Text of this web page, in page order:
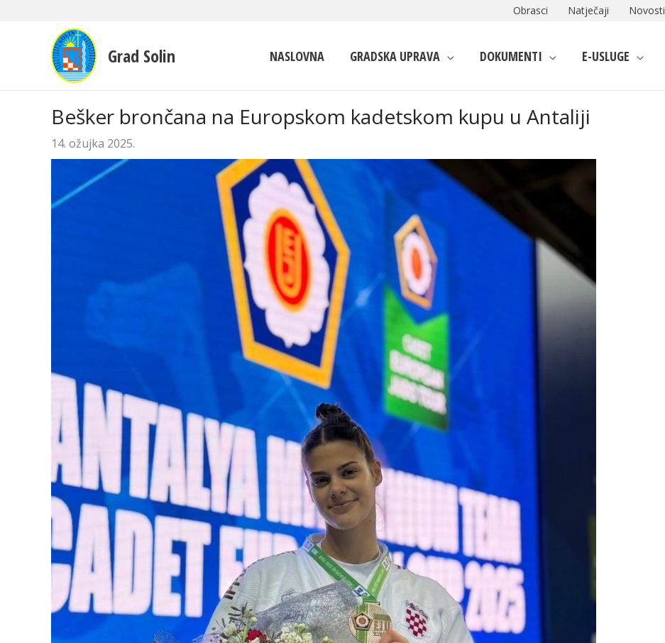
Obrasci Natječaji Novosti
Grad Solin NASLOVNA GRADSKA UPRAVA DOKUMENTI E-USLUGE
Bešker brončana na Europskom kadetskom kupu u Antaliji
14. ožujka 2025.